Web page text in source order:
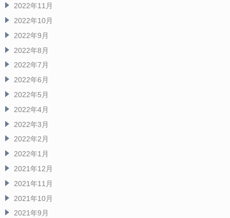
2022年11月
2022年10月
2022年9月
2022年8月
2022年7月
2022年6月
2022年5月
2022年4月
2022年3月
2022年2月
2022年1月
2021年12月
2021年11月
2021年10月
2021年9月